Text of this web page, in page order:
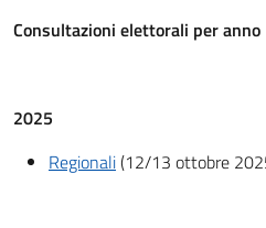
Consultazioni elettorali per anno
2025
Regionali(12/13 ottobre